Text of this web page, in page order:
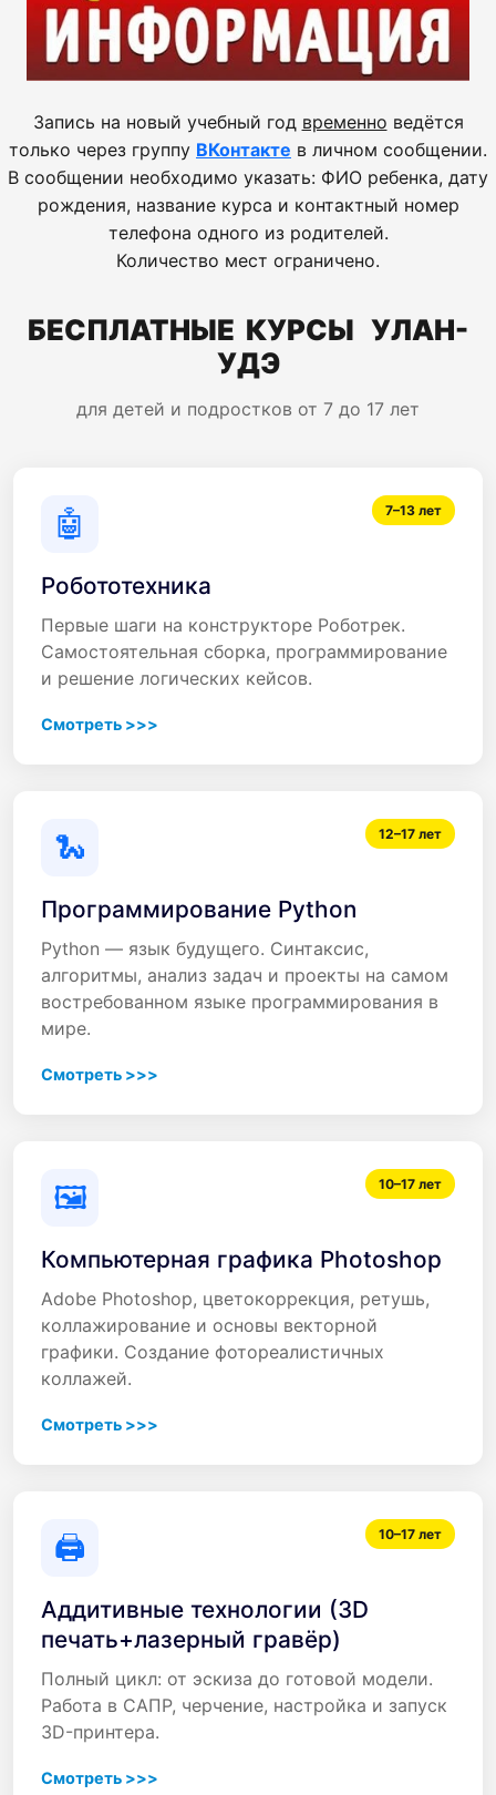
Запись на новый учебный год временно ведётся
только через группу ВКонтакте в личном сообщении.
В сообщении необходимо указать: ФИО ребенка, дату
рождения, название курса и контактный номер
телефона одного из родителей.
Количество мест ограничено.
БЕСПЛАТНЫЕ КУРСЫ УЛАН-
УДЭ
для детей и подростков от 7 до 17 лет
🤖 7–13 лет
Робототехника
Первые шаги на конструкторе Роботрек.
Самостоятельная сборка, программирование
и решение логических кейсов.
Смотреть >>>
🐍 12–17 лет
Программирование Python
Python — язык будущего. Синтаксис,
алгоритмы, анализ задач и проекты на самом
востребованном языке программирования в
мире.
Смотреть >>>
🖼️ 10–17 лет
Компьютерная графика Photoshop
Adobe Photoshop, цветокоррекция, ретушь,
коллажирование и основы векторной
графики. Создание фотореалистичных
коллажей.
Смотреть >>>
🖨️ 10–17 лет
Аддитивные технологии (3D
печать+лазерный гравёр)
Полный цикл: от эскиза до готовой модели.
Работа в САПР, черчение, настройка и запуск
3D-принтера.
Смотреть >>>